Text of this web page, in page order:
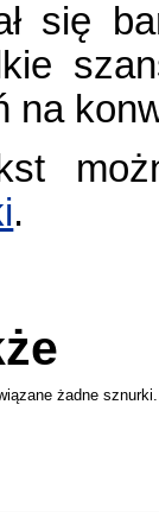
się
na
.
żadne sznurki.